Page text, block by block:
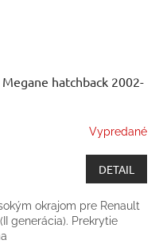
hatchback 2002-
Vypredané
DETAIL
okrajom pre Renault
generácia). Prekrytie